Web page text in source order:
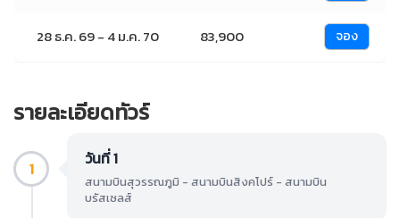
28 ธ.ค. 69 - 4 ม.ค. 70 83,900 จอง
รายละเอียดทัวร์
1 วันที่ 1
สนามบินสุวรรณภูมิ - สนามบินสิงคโปร์ - สนามบิน
บรัสเซลส์